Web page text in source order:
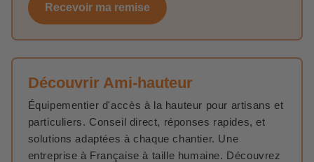
Recevoir ma remise
Découvrir Ami-hauteur
Équipementier d'accès à la hauteur pour artisans et
particuliers. Conseil direct, réponses rapides, et
solutions adaptées à chaque chantier. Une
entreprise à Française à taille humaine. Découvrez